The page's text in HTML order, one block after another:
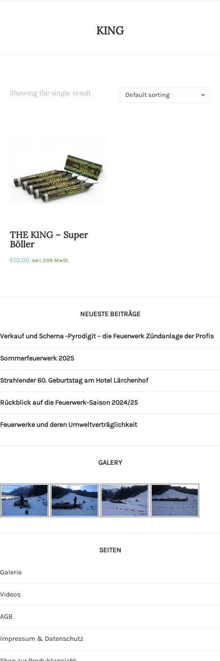
KING
Showing the single result
THE KING – Super
Böller
€10,00 inkl. 20% MwSt.
NEUESTE BEITRÄGE
Verkauf und Schema -Pyrodigit – die Feuerwerk Zündanlage der Profis
Sommerfeuerwerk 2025
Strahlender 60. Geburtstag am Hotel Lärchenhof
Rückblick auf die Feuerwerk-Saison 2024/25
Feuerwerke und deren Umweltverträglichkeit
GALERY
SEITEN
Galerie
Videos
AGB
Impressum & Datenschutz